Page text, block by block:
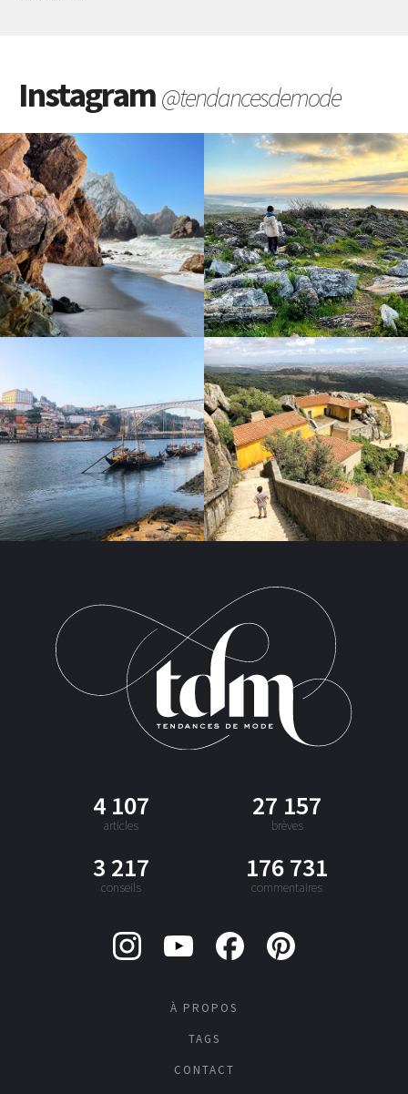
Instagram@tendancesdemode
4 107
articles
27 157
brèves
3 217
conseils
176 731
commentaires
À PROPOS
TAGS
CONTACT